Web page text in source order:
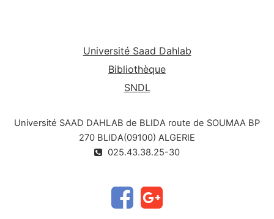
Université Saad Dahlab
Bibliothèque
SNDL
Université SAAD DAHLAB de BLIDA route de SOUMAA BP
270 BLIDA(09100) ALGERIE
025.43.38.25-30